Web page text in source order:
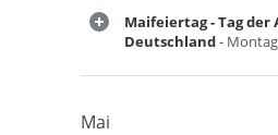
Maifeiertag - Tag der
Deutschland-
Mai